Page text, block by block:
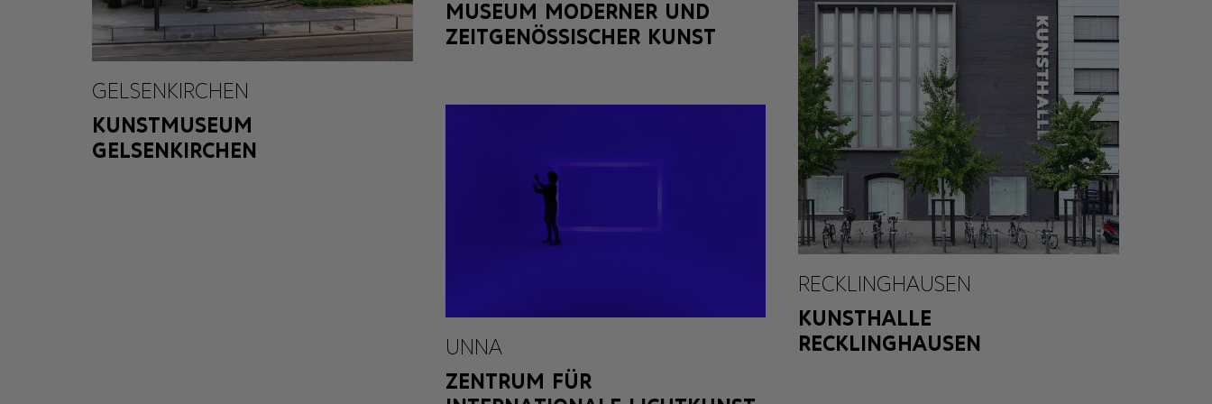
GELSENKIRCHEN
KUNSTMUSEUM
GELSENKIRCHEN
MUSEUM MODERNER UND
ZEITGENÖSSISCHER KUNST
UNNA
ZENTRUM FÜR
RECKLINGHAUSEN
KUNSTHALLE
RECKLINGHAUSEN